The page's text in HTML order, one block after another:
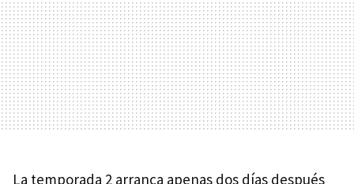
La temporada 2 arranca apenas dos días después